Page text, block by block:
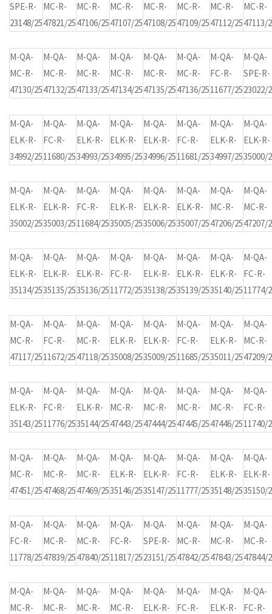
SPE-R-
23148/25
MC-R-
47821/25
MC-R-
47106/25
MC-R-
47107/25
MC-R-
47108/25
MC-R-
47109/25
MC-R-
47112/25
MC-R-
47113/
M-QA-
MC-R-
47130/25
M-QA-
MC-R-
47132/25
M-QA-
MC-R-
47133/25
M-QA-
MC-R-
47134/25
M-QA-
MC-R-
47135/25
M-QA-
MC-R-
47136/25
M-QA-
FC-R-
11677/25
M-QA-
SPE-R-
23022/
M-QA-
ELK-R-
34992/25
M-QA-
FC-R-
11680/25
M-QA-
ELK-R-
34993/25
M-QA-
ELK-R-
34995/25
M-QA-
ELK-R-
34996/25
M-QA-
FC-R-
11681/25
M-QA-
ELK-R-
34997/25
M-QA-
ELK-R-
35000/
M-QA-
ELK-R-
35002/25
M-QA-
ELK-R-
35003/25
M-QA-
FC-R-
11684/25
M-QA-
ELK-R-
35005/25
M-QA-
ELK-R-
35006/25
M-QA-
ELK-R-
35007/25
M-QA-
MC-R-
47206/25
M-QA-
MC-R-
47207/
M-QA-
ELK-R-
35134/25
M-QA-
ELK-R-
35135/25
M-QA-
ELK-R-
35136/25
M-QA-
FC-R-
11772/25
M-QA-
ELK-R-
35138/25
M-QA-
ELK-R-
35139/25
M-QA-
ELK-R-
35140/25
M-QA-
FC-R-
11774/
M-QA-
MC-R-
47117/25
M-QA-
FC-R-
11672/25
M-QA-
MC-R-
47118/25
M-QA-
ELK-R-
35008/25
M-QA-
ELK-R-
35009/25
M-QA-
FC-R-
11685/25
M-QA-
ELK-R-
35011/25
M-QA-
MC-R-
47209/
M-QA-
ELK-R-
35143/25
M-QA-
FC-R-
11776/25
M-QA-
ELK-R-
35144/25
M-QA-
MC-R-
47443/25
M-QA-
MC-R-
47444/25
M-QA-
MC-R-
47445/25
M-QA-
MC-R-
47446/25
M-QA-
FC-R-
11740/
M-QA-
MC-R-
47451/25
M-QA-
MC-R-
47468/25
M-QA-
MC-R-
47469/25
M-QA-
ELK-R-
35146/25
M-QA-
ELK-R-
35147/25
M-QA-
FC-R-
11777/25
M-QA-
ELK-R-
35148/25
M-QA-
ELK-R-
35150/
M-QA-
FC-R-
11778/25
M-QA-
MC-R-
47839/25
M-QA-
MC-R-
47840/25
M-QA-
FC-R-
11817/25
M-QA-
SPE-R-
23151/25
M-QA-
MC-R-
47842/25
M-QA-
MC-R-
47843/25
M-QA-
MC-R-
47844/
M-QA-
MC-R-
M-QA-
MC-R-
M-QA-
MC-R-
M-QA-
MC-R-
M-QA-
ELK-R-
M-QA-
FC-R-
M-QA-
ELK-R-
M-QA-
FC-R-